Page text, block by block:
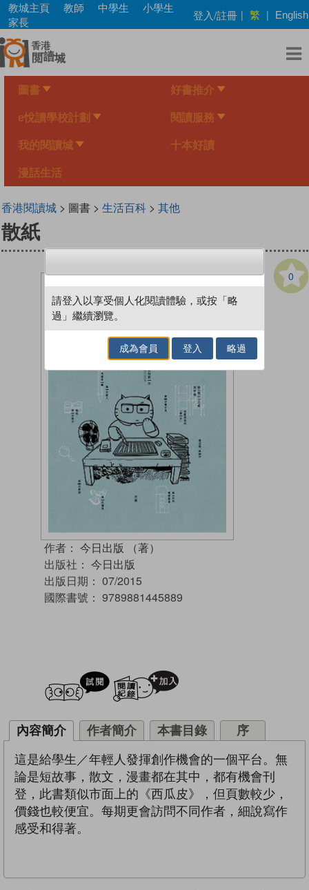
Skip
main
content
教城主頁 教師 中學生
小學生
家長
登入/註冊 | 繁 | English
圖書 好書推介
e悅讀學校計劃 閱讀服務
我的閱讀城 十本好讀
漫話生活
香港閱讀城> 圖書 > 生活百科> 其他
散紙
0
作者： 今日出版 （著）
出版社： 今日出版
出版日期： 07/2015
國際書號： 9789881445889
試閲
內容簡介 作者簡介 本書目錄 序
這是給學生／年輕人發揮創作機會的一個平台。無
論是短故事，散文，漫畫都在其中，都有機會刊
登，此書類似市面上的《西瓜皮》，但頁數較少，
價錢也較便宜。每期更會訪問不同作者，細說寫作
感受和得著。
請登入以享受個人化閱讀體驗，或按「略
過」繼續瀏覽。
成為會員 登入 略過